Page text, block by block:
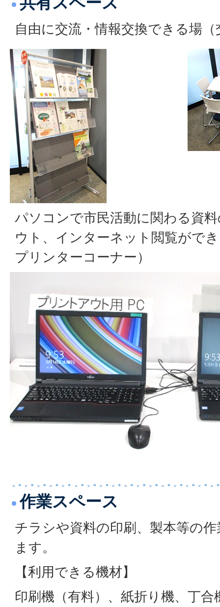
自由に交流・情報交換できる場
パソコンで市民活動に関わる資
ウト、インターネット閲覧がで
プリンターコーナー）
作業スペース
チラシや資料の印刷、製本等の
ます。
【利用できる機材】
印刷機（有料）、紙折り機、丁